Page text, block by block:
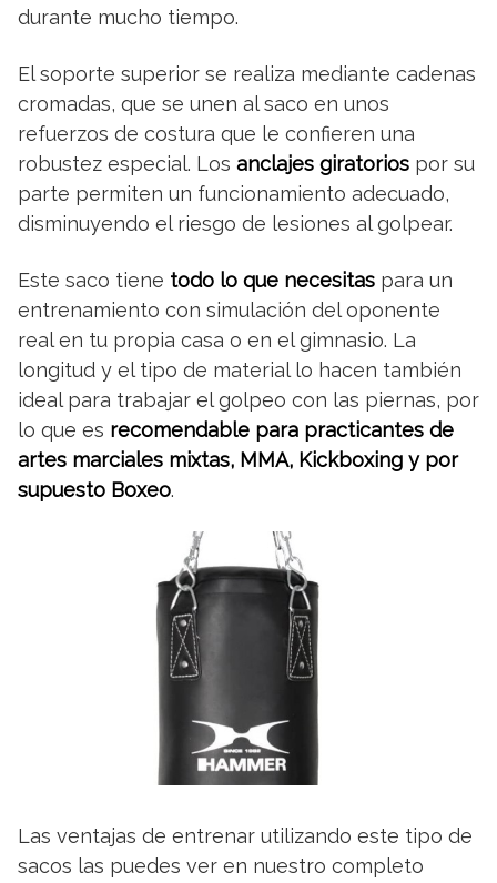
durante mucho tiempo.
El soporte superior se realiza mediante cadenas
cromadas, que se unen al saco en unos
refuerzos de costura que le confieren una
robustez especial. Los anclajes giratorios por su
parte permiten un funcionamiento adecuado,
disminuyendo el riesgo de lesiones al golpear.
Este saco tiene todo lo que necesitas para un
entrenamiento con simulación del oponente
real en tu propia casa o en el gimnasio. La
longitud y el tipo de material lo hacen también
ideal para trabajar el golpeo con las piernas, por
lo que es recomendable para practicantes de
artes marciales mixtas, MMA, Kickboxing y por
supuesto Boxeo.
Las ventajas de entrenar utilizando este tipo de
sacos las puedes ver en nuestro completo